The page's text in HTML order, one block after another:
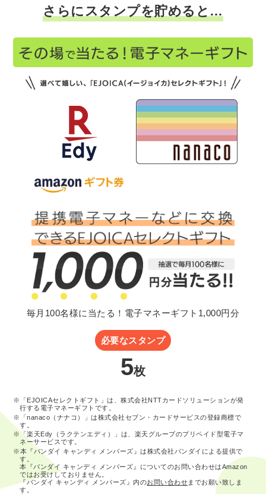
さらにスタンプを貯めると…
毎月100名様に当たる！電子マネーギフト1,000円分
必要なスタンプ
5枚
※「EJOICAセレクトギフト」は、株式会社NTTカードソリューションが発
行する電子マネーギフトです。
※「nanaco（ナナコ）」は株式会社セブン・カードサービスの登録商標で
す。
※「楽天Edy（ラクテンエディ）」は、楽天グループのプリペイド型電子マ
ネーサービスです。
※本『バンダイ キャンディ メンバーズ』は株式会社バンダイによる提供で
す。
本『バンダイ キャンディ メンバーズ』についてのお問い合わせはAmazon
ではお受けしておりません。
『バンダイ キャンディ メンバーズ』内のお問い合わせまでお願い致しま
す。